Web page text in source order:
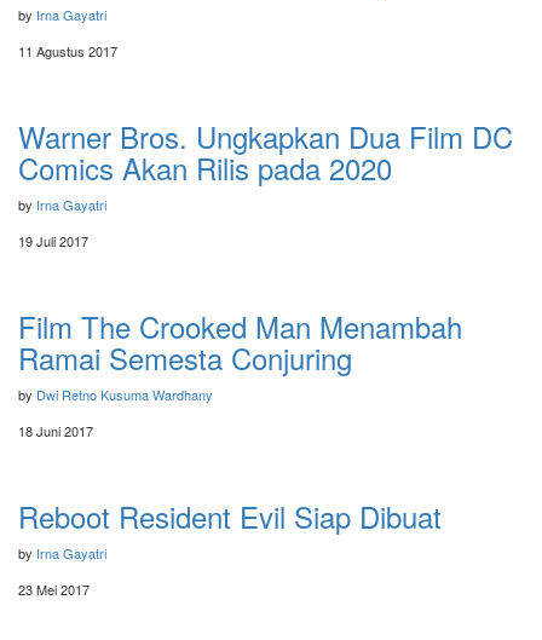
by Irna Gayatri
11 Agustus 2017
Warner Bros. Ungkapkan Dua Film DC
Comics Akan Rilis pada 2020
by Irna Gayatri
19 Juli 2017
Film The Crooked Man Menambah
Ramai Semesta Conjuring
by Dwi Retno Kusuma Wardhany
18 Juni 2017
Reboot Resident Evil Siap Dibuat
by Irna Gayatri
23 Mei 2017